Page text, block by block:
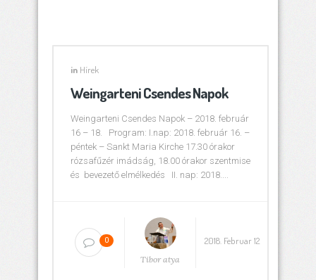
in Hírek
Weingarteni Csendes Napok
Weingarteni Csendes Napok – 2018. február
16 – 18. Program: I.nap: 2018. február 16. –
péntek – Sankt Maria Kirche 17.30 órakor
rózsafűzér imádság, 18.00 órakor szentmise
és bevezető elmélkedés II. nap: 2018....
0
Tibor atya
2018. Februar 12